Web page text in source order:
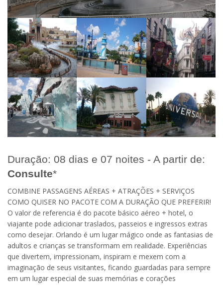
Duração: 08 dias e 07 noites - A partir de:
Consulte*
COMBINE PASSAGENS AÉREAS + ATRAÇÕES + SERVIÇOS
COMO QUISER NO PACOTE COM A DURAÇÃO QUE PREFERIR!
O valor de referencia é do pacote básico aéreo + hotel, o
viajante pode adicionar traslados, passeios e ingressos extras
como desejar. Orlando é um lugar mágico onde as fantasias de
adultos e crianças se transformam em realidade. Experiências
que divertem, impressionam, inspiram e mexem com a
imaginação de seus visitantes, ficando guardadas para sempre
em um lugar especial de suas memórias e corações